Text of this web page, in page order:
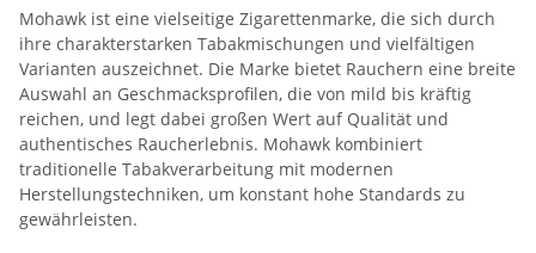
Mohawk ist eine vielseitige Zigarettenmarke, die sich durch
ihre charakterstarken Tabakmischungen und vielfältigen
Varianten auszeichnet. Die Marke bietet Rauchern eine breite
Auswahl an Geschmacksprofilen, die von mild bis kräftig
reichen, und legt dabei großen Wert auf Qualität und
authentisches Raucherlebnis. Mohawk kombiniert
traditionelle Tabakverarbeitung mit modernen
Herstellungstechniken, um konstant hohe Standards zu
gewährleisten.